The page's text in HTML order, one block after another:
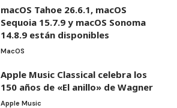
macOS Tahoe 26.6.1, macOS
Sequoia 15.7.9 y macOS Sonoma
14.8.9 están disponibles
MacOS
Apple Music Classical celebra los
150 años de «El anillo» de Wagner
Apple Music